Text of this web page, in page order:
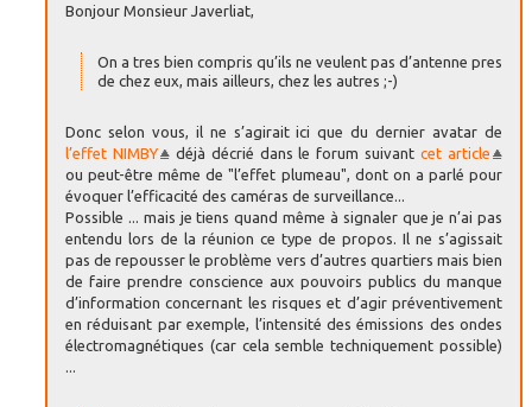
Bonjour Monsieur Javerliat,
On a tres bien compris qu’ils ne veulent pas d’antenne pres
de chez eux, mais ailleurs, chez les autres ;-)
Donc selon vous, il ne s’agirait ici que du dernier avatar de
l’effet NIMBY
déjà décrié dans le forum suivantcet article
ou peut-être même de "l’effet plumeau", dont on a parlé pour
évoquer l’efficacité des caméras de surveillance...
Possible ... mais je tiens quand même à signaler que je n’ai pas
entendu lors de la réunion ce type de propos. Il ne s’agissait
pas de repousser le problème vers d’autres quartiers mais bien
de faire prendre conscience aux pouvoirs publics du manque
d’information concernant les risques et d’agir préventivement
en réduisant par exemple, l’intensité des émissions des ondes
électromagnétiques (car cela semble techniquement possible)
...